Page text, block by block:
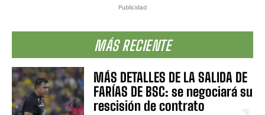
Publicidad
MÁS RECIENTE
MÁS DETALLES DE LA SALIDA DE
FARÍAS DE BSC: se negociará su
rescisión de contrato